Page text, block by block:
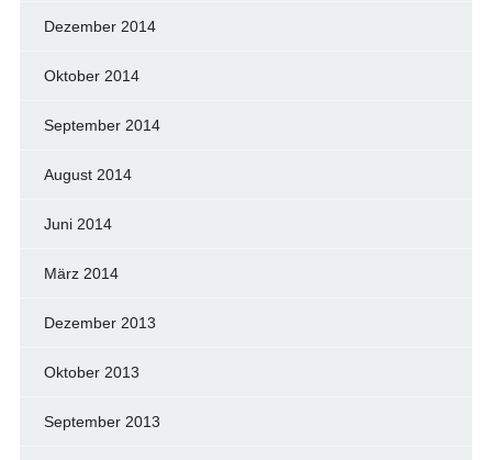
Dezember 2014
Oktober 2014
September 2014
August 2014
Juni 2014
März 2014
Dezember 2013
Oktober 2013
September 2013